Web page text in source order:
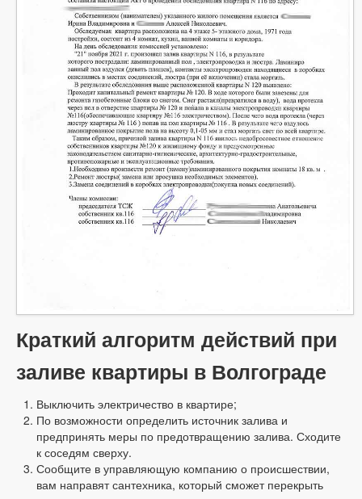
Краткий алгоритм действий при
заливе квартиры в Волгограде
Выключить электричество в квартире;
По возможности определить источник залива и
предпринять меры по предотвращению залива. Сходите
к соседям сверху.
Сообщите в управляющую компанию о происшествии,
вам направят сантехника, который сможет перекрыть